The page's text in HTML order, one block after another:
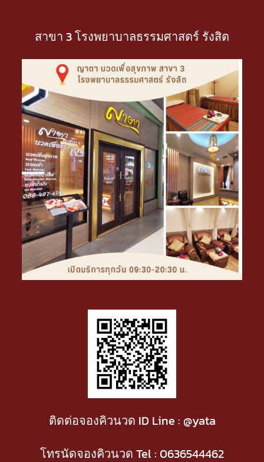
สาขา 3 โรงพยาบาลธรรมศาสตร์ รังสิต
ติดต่อจองคิวนวด ID Line : @yata
โทรนัดจองคิวนวด Tel : 0636544462